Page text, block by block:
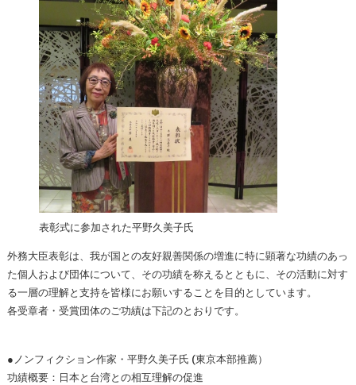
表彰式に参加された平野久美子氏
外務大臣表彰は、我が国との友好親善関係の増進に特に顕著な功績のあっ
た個人および団体について、その功績を称えるとともに、その活動に対す
る一層の理解と支持を皆様にお願いすることを目的としています。
各受章者・受賞団体のご功績は下記のとおりです。
●ノンフィクション作家・平野久美子氏 (東京本部推薦）
功績概要：日本と台湾との相互理解の促進